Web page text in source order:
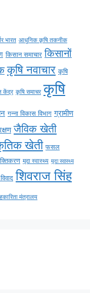
भारत आधुनिक कृषि तकनीक
किसान समाचार किसानों
कृषि नवाचार कृषि
केंद्र कृषि समाचर कृषि
गन्ना विकास विभाग ग्रामीण
जैविक खेती
खेती फसल
मृदा स्वास्थ्य मृदा स्वास्थ्य
शिवराज सिंह
मंत्रालय